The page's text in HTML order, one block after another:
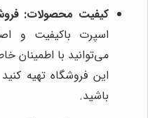
کیفیت محصولات:
اسپرت باکیفیت و
می‌توانید با اطمینان
این فروشگاه تهیه
باشید.